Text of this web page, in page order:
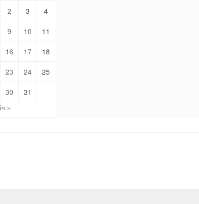
2 3 4
9 10 11
16 17 18
23 24 25
30
31
»